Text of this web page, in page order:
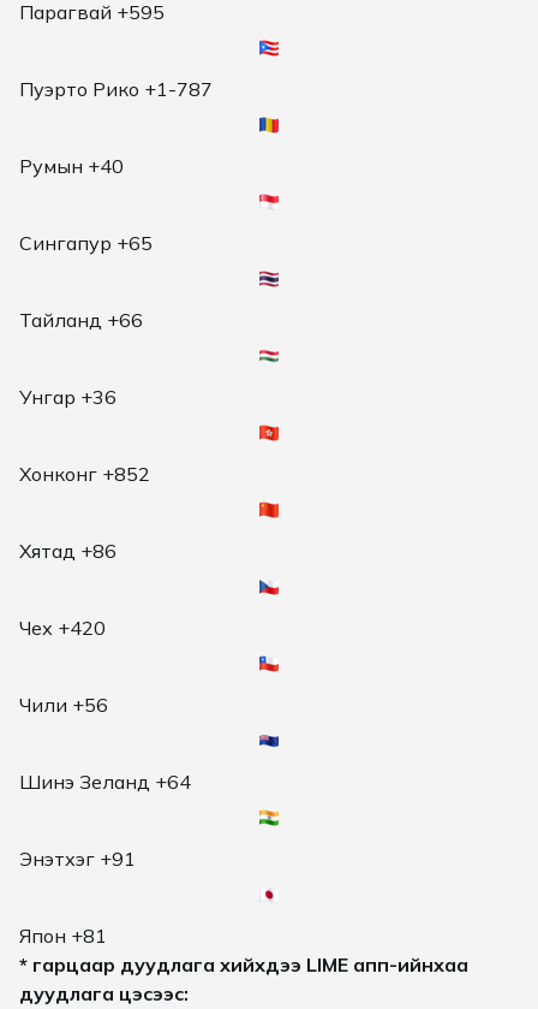
Парагвай +595
Пуэрто Рико +1-787
Румын +40
Сингапур +65
Тайланд +66
Унгар +36
Хонконг +852
Хятад +86
Чех +420
Чили +56
Шинэ Зеланд +64
Энэтхэг +91
Япон +81
* гарцаар дуудлага хийхдээ LIME апп-ийнхаа
дуудлага цэсээс: